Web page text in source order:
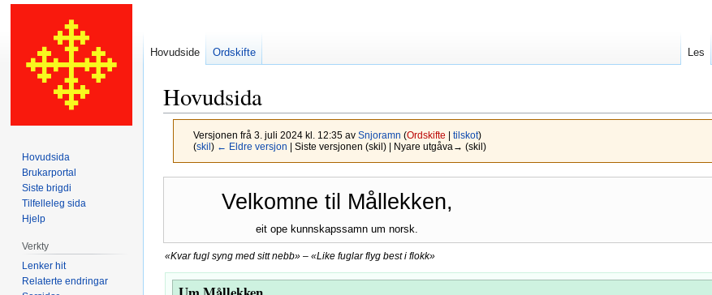
Hovudsida
Versjonen frå 3. juli 2024 kl. 12:35 av Snjoramn (Ordskifte tilskot)
(skil ) ← Eldre versjon | Siste versjonen (skil) | Nyare utgåva→ (skil)
Velkomne til Mållekken,
eit ope kunnskapssamn um norsk.
«Kvar fugl syng med sitt nebb» – «Like fuglar flyg best i flokk»
Hovudside Ordskifte Les
Hovudsida
Brukarportal
Siste brigdi
Tilfelleleg sida
Hjelp
Verkty
Lenker hit
Relaterte endringar